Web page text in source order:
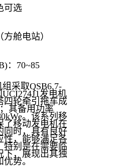
可选
舱电站）
：70~85
采取QSB6.7-
发电机
四轮牵引拖车成
其备用功率
。该系列移
了移动发电机在
同时，具有良好
性，能够满足各
特别是在需要临
下，展现出其独
优势。